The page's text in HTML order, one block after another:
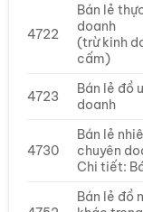
4722
Bán lẻ
doanh
(trừ kinh
cấm)
4723
Bán lẻ đồ
doanh
4730
Bán lẻ
chuyên
Chi tiết:
Bán lẻ đồ